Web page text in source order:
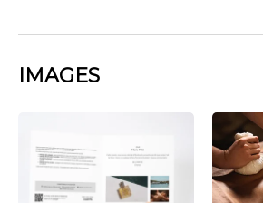
IMAGES